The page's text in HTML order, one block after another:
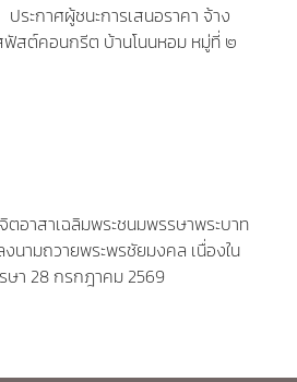
ประกาศผู้ชนะการเสนอราคา จ้าง
สต์คอนกรีต บ้านโนนหอม หมู่ที่ ๒
ตอาสาเฉลิมพระชนมพรรษาพระบาท
งนามถวายพระพรชัยมงคล เนื่องใน
ษา 28 กรกฎาคม 2569